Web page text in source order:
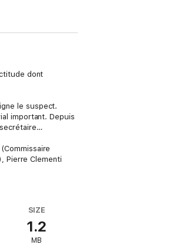
dont
le suspect.
important. Depuis
Pierre Clementi
SIZE
1.2
MB